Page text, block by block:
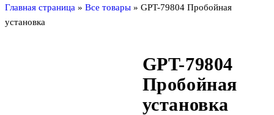
Главная страница » Все товары » GPT-79804 Пробойная
установка
GPT-79804
Пробойная
установка